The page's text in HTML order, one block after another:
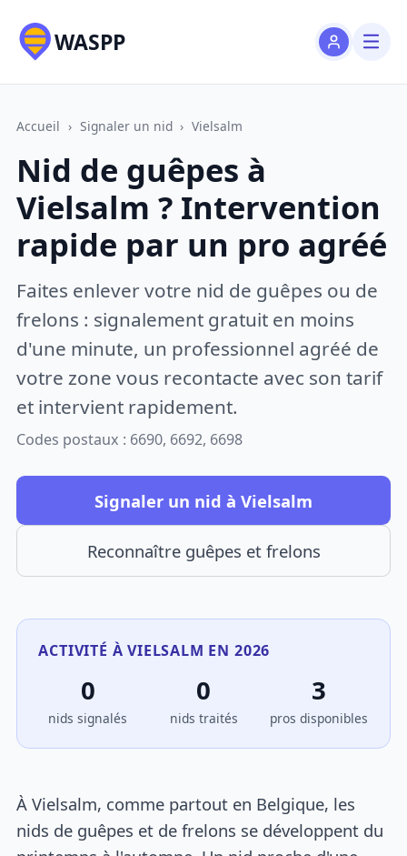
WASPP
Accueil › Signaler un nid › Vielsalm
Nid de guêpes à
Vielsalm ? Intervention
rapide par un pro agréé
Faites enlever votre nid de guêpes ou de
frelons : signalement gratuit en moins
d'une minute, un professionnel agréé de
votre zone vous recontacte avec son tarif
et intervient rapidement.
Codes postaux : 6690, 6692, 6698
Signaler un nid à Vielsalm
Reconnaître guêpes et frelons
ACTIVITÉ À VIELSALM EN 2026
0
nids signalés
0
nids traités
3
pros disponibles
À Vielsalm, comme partout en Belgique, les
nids de guêpes et de frelons se développent du